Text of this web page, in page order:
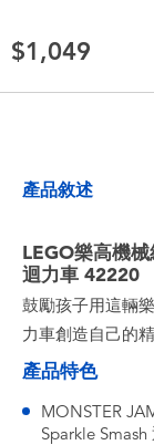
夏日
盲盒
角色收藏
生活雜貨
$1,049
產品敘述
LEGO樂高機
迴力車 42220
鼓勵孩子用這輛
力車創造自己的
產品特色
MONSTER
Sparkle